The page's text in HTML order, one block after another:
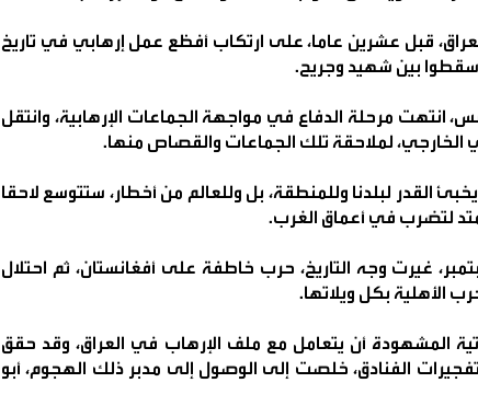
قبل عشرين عاما، على ارتكاب أفظع عمل إرهابي في تاريخ
سقطوا بين شهيد وجريح.
انتهت مرحلة الدفاع في مواجهة الجماعات الإرهابية، وانتقل
الخارجي، لملاحقة تلك الجماعات والقصاص منها.
القدر لبلدنا وللمنطقة، بل وللعالم من أخطار، ستتوسع لاحقا
لتضرب في أعماق الغرب.
التي بدأت بعد هجمات 11 سبتمبر، غيرت وجه التاريخ، حرب خاطفة على أفغانستان، ثم احتلال
الأهلية بكل ويلاتها.
المشهودة أن يتعامل مع ملف الإرهاب في العراق، وقد حقق
الفنادق، خلصت إلى الوصول إلى مدبر ذلك الهجوم، أبو